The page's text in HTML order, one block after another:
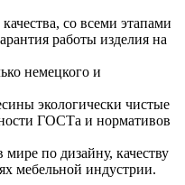
со всеми этапами
работы изделия на
немецкого и
экологически чистые
ГОСТа и нормативов
по дизайну, качеству
мебельной индустрии.